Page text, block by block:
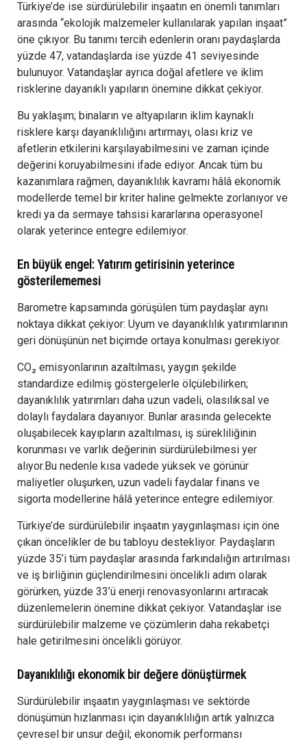
Türkiye’de ise sürdürülebilir inşaatın en önemli tanımları
arasında “ekolojik malzemeler kullanılarak yapılan inşaat”
öne çıkıyor. Bu tanımı tercih edenlerin oranı paydaşlarda
yüzde 47, vatandaşlarda ise yüzde 41 seviyesinde
bulunuyor. Vatandaşlar ayrıca doğal afetlere ve iklim
risklerine dayanıklı yapıların önemine dikkat çekiyor.
Bu yaklaşım; binaların ve altyapıların iklim kaynaklı
risklere karşı dayanıklılığını artırmayı, olası kriz ve
afetlerin etkilerini karşılayabilmesini ve zaman içinde
değerini koruyabilmesini ifade ediyor. Ancak tüm bu
kazanımlara rağmen, dayanıklılık kavramı hâlâ ekonomik
modellerde temel bir kriter haline gelmekte zorlanıyor ve
kredi ya da sermaye tahsisi kararlarına operasyonel
olarak yeterince entegre edilemiyor.
En büyük engel: Yatırım getirisinin yeterince
gösterilememesi
Barometre kapsamında görüşülen tüm paydaşlar aynı
noktaya dikkat çekiyor: Uyum ve dayanıklılık yatırımlarının
geri dönüşünün net biçimde ortaya konulması gerekiyor.
CO₂ emisyonlarının azaltılması, yaygın şekilde
standardize edilmiş göstergelerle ölçülebilirken;
dayanıklılık yatırımları daha uzun vadeli, olasılıksal ve
dolaylı faydalara dayanıyor. Bunlar arasında gelecekte
oluşabilecek kayıpların azaltılması, iş sürekliliğinin
korunması ve varlık değerinin sürdürülebilmesi yer
alıyor.Bu nedenle kısa vadede yüksek ve görünür
maliyetler oluşurken, uzun vadeli faydalar finans ve
sigorta modellerine hâlâ yeterince entegre edilemiyor.
Türkiye’de sürdürülebilir inşaatın yaygınlaşması için öne
çıkan öncelikler de bu tabloyu destekliyor. Paydaşların
yüzde 35’i tüm paydaşlar arasında farkındalığın artırılması
ve iş birliğinin güçlendirilmesini öncelikli adım olarak
görürken, yüzde 33’ü enerji renovasyonlarını artıracak
düzenlemelerin önemine dikkat çekiyor. Vatandaşlar ise
sürdürülebilir malzeme ve çözümlerin daha rekabetçi
hale getirilmesini öncelikli görüyor.
Dayanıklılığı ekonomik bir değere dönüştürmek
Sürdürülebilir inşaatın yaygınlaşması ve sektörde
dönüşümün hızlanması için dayanıklılığın artık yalnızca
çevresel bir unsur değil; ekonomik performansı